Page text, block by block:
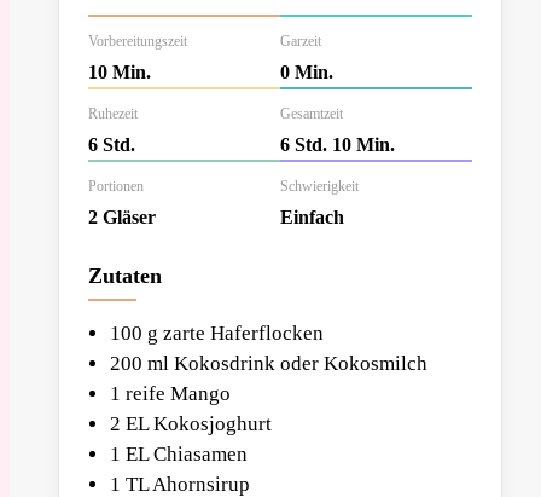
Vorbereitungszeit
10 Min.
Garzeit
0 Min.
Ruhezeit
6 Std.
Gesamtzeit
6 Std. 10 Min.
Portionen
2 Gläser
Schwierigkeit
Einfach
Zutaten
100 g zarte Haferflocken
200 ml Kokosdrink oder Kokosmilch
1 reife Mango
2 EL Kokosjoghurt
1 EL Chiasamen
1 TL Ahornsirup